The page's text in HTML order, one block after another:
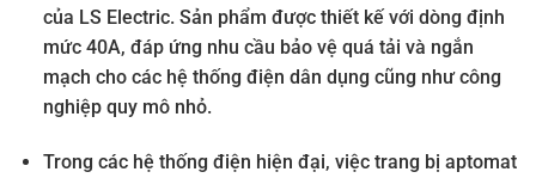
của LS Electric. Sản phẩm được thiết kế với dòng định
mức 40A, đáp ứng nhu cầu bảo vệ quá tải và ngắn
mạch cho các hệ thống điện dân dụng cũng như công
nghiệp quy mô nhỏ.
Trong các hệ thống điện hiện đại, việc trang bị aptomat